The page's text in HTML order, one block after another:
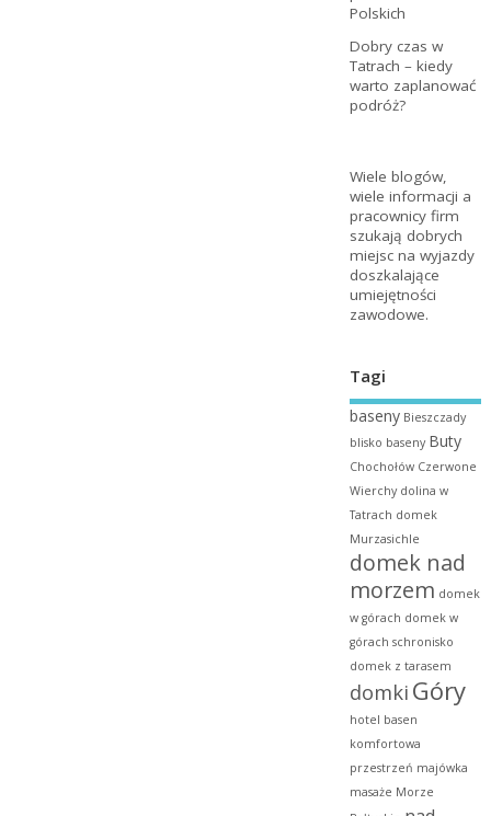
Polskich
Dobry czas w
Tatrach – kiedy
warto zaplanować
podróż?
Wiele blogów,
wiele informacji a
pracownicy firm
szukają dobrych
miejsc na wyjazdy
doszkalające
umiejętności
zawodowe.
Tagi
baseny Bieszczady
blisko baseny Buty
Chochołów Czerwone
Wierchy dolina w
Tatrach domek
Murzasichle
domek nad
morzem domek
w górach domek w
górach schronisko
domek z tarasem
domki Góry
hotel basen
komfortowa
przestrzeń majówka
masaże Morze